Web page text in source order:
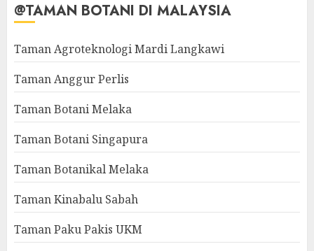
@TAMAN BOTANI DI MALAYSIA
Taman Agroteknologi Mardi Langkawi
Taman Anggur Perlis
Taman Botani Melaka
Taman Botani Singapura
Taman Botanikal Melaka
Taman Kinabalu Sabah
Taman Paku Pakis UKM